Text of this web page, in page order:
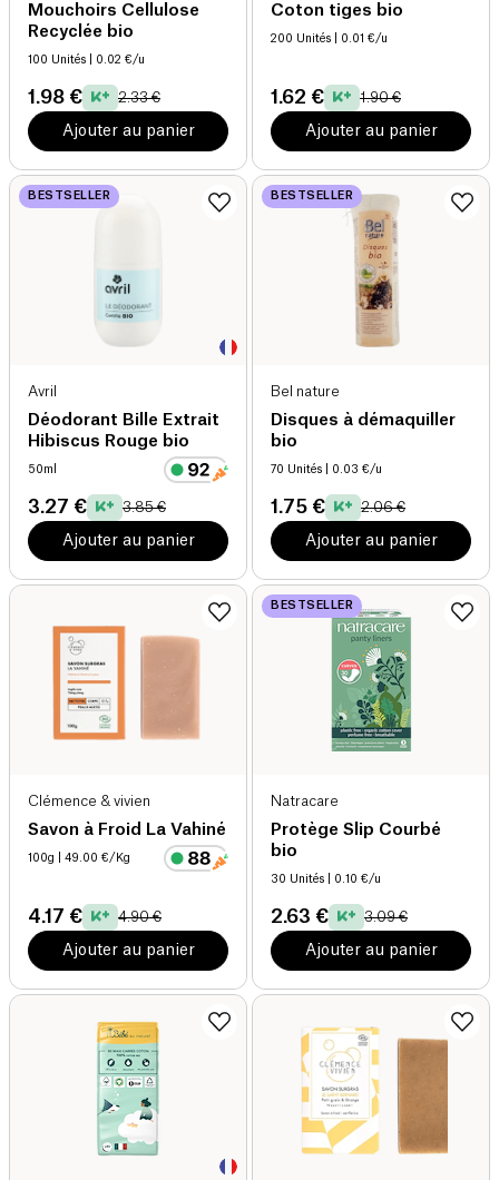
Mouchoirs Cellulose
Recyclée bio
100 Unités | 0.02 €/u
1.98 € 2.33 €
Ajouter au panier
Coton tiges bio
200 Unités | 0.01 €/u
1.62 € 1.90 €
Ajouter au panier
BESTSELLER
Avril
Déodorant Bille Extrait
Hibiscus Rouge bio
50ml
3.27 € 3.85 €
Ajouter au panier
BESTSELLER
Bel nature
Disques à démaquiller
bio
70 Unités | 0.03 €/u
1.75 € 2.06 €
Ajouter au panier
Clémence & vivien
Savon à Froid La Vahiné
100g | 49.00 €/Kg
4.17 € 4.90 €
Ajouter au panier
BESTSELLER
Natracare
Protège Slip Courbé
bio
30 Unités | 0.10 €/u
2.63 € 3.09 €
Ajouter au panier